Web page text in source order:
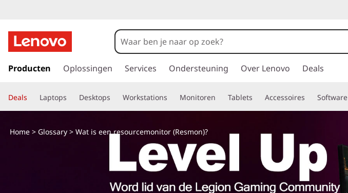
a
a
a
r
e
Producten Oplossingen Services Ondersteuning Over Lenovo Deals
Deals Laptops Desktops Workstations Monitoren Tablets Accessoires Software
Home> Glossary> Wat is een resourcemonitor (Resmon)?